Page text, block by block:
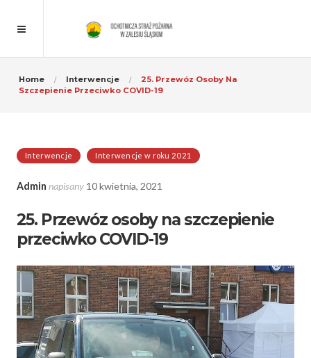
Home Interwencje
25. Przewóz Osoby Na
Szczepienie Przeciwko COVID-19
Interwencje Interwencje w roku 2021
Admin napisany 10 kwietnia, 2021
25. Przewóz osoby na szczepienie
przeciwko COVID-19